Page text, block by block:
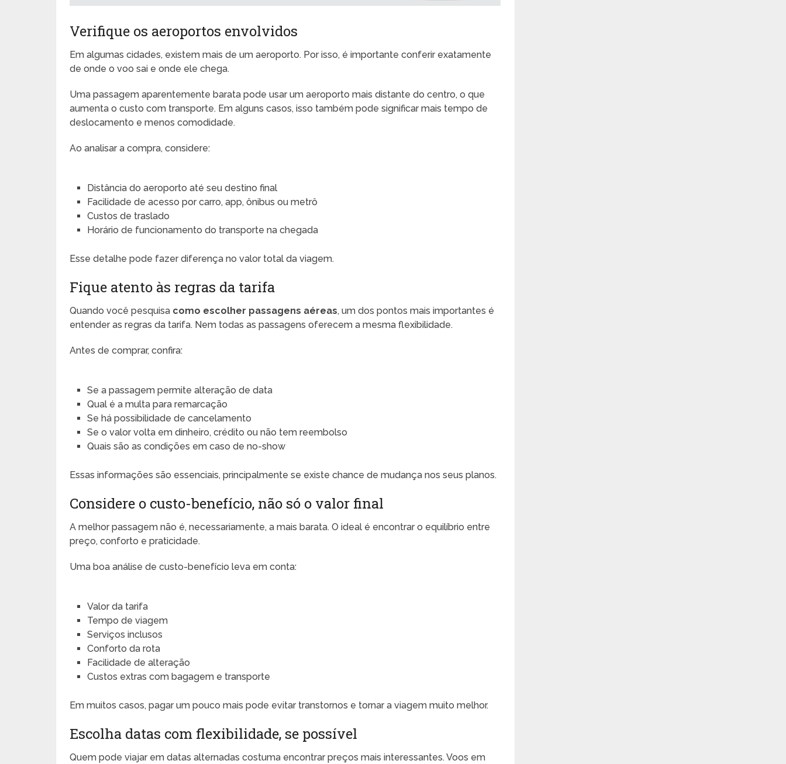
Verifique os aeroportos envolvidos
Em algumas cidades, existem mais de um aeroporto. Por isso, é importante conferir exatamente
de onde o voo sai e onde ele chega.
Uma passagem aparentemente barata pode usar um aeroporto mais distante do centro, o que
aumenta o custo com transporte. Em alguns casos, isso também pode significar mais tempo de
deslocamento e menos comodidade.
Ao analisar a compra, considere:
Distância do aeroporto até seu destino final
Facilidade de acesso por carro, app, ônibus ou metrô
Custos de traslado
Horário de funcionamento do transporte na chegada
Esse detalhe pode fazer diferença no valor total da viagem.
Fique atento às regras da tarifa
Quando você pesquisa como escolher passagens aéreas, um dos pontos mais importantes é
entender as regras da tarifa. Nem todas as passagens oferecem a mesma flexibilidade.
Antes de comprar, confira:
Se a passagem permite alteração de data
Qual é a multa para remarcação
Se há possibilidade de cancelamento
Se o valor volta em dinheiro, crédito ou não tem reembolso
Quais são as condições em caso de no-show
Essas informações são essenciais, principalmente se existe chance de mudança nos seus planos.
Considere o custo-benefício, não só o valor final
A melhor passagem não é, necessariamente, a mais barata. O ideal é encontrar o equilíbrio entre
preço, conforto e praticidade.
Uma boa análise de custo-benefício leva em conta:
Valor da tarifa
Tempo de viagem
Serviços inclusos
Conforto da rota
Facilidade de alteração
Custos extras com bagagem e transporte
Em muitos casos, pagar um pouco mais pode evitar transtornos e tornar a viagem muito melhor.
Escolha datas com flexibilidade, se possível
Quem pode viajar em datas alternadas costuma encontrar preços mais interessantes. Voos em